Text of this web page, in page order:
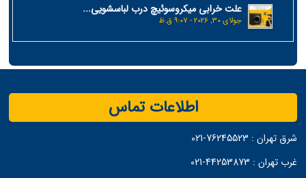
علت خرابی میکروسوئیچ درب لباسشویی...
جولای 30, 2026 - 9:07 ق.ظ
اطلاعات تماس
شرق تهران : 76245523-021
غرب تهران : 44253873-021